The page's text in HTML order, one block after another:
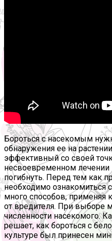
Бороться с насекомым
обнаружения ее на
эффективный со своей
несвоевременном лечении
погибнуть. Перед тем как
необходимо ознакомиться
много способов, применяя
от вредителя. При выборе
численности насекомого.
решает, как бороться с
культуре был принесен